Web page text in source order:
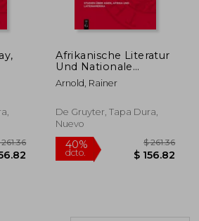
40%
dcto.
Afrikanische Literatur
Und Nationale
Befreiung:
Menschenbild Und
Im Prosawerk
Shaaban Roberts (en
Arnold, Rainer
De Gruyter, Tapa Dura,
Nuevo